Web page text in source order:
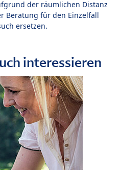
der räumlichen Distanz
Beratung für den Einzelfall
ersetzen.
interessieren